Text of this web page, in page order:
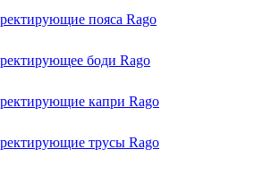
пояса Rago
боди Rago
капри Rago
трусы Rago